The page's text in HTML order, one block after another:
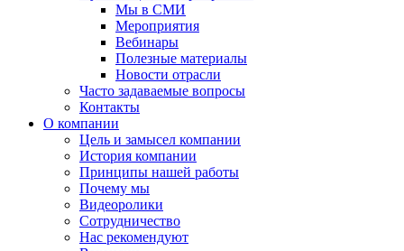
Мы в СМИ
Мероприятия
Вебинары
Полезные материалы
Новости отрасли
Часто задаваемые вопросы
Контакты
О компании
Цель и замысел компании
История компании
Принципы нашей работы
Почему мы
Видеоролики
Сотрудничество
Нас рекомендуют